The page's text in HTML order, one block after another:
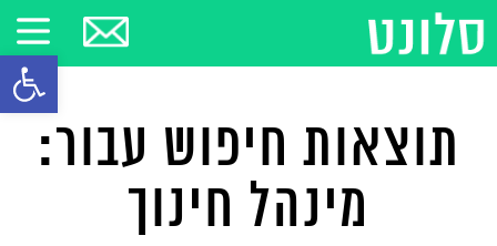
פתח
תוצאות חיפוש עבור:
מינהל חינוך